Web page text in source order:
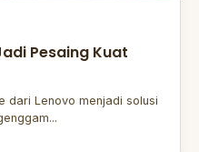
Pesaing Kuat
dari Lenovo menjadi solusi